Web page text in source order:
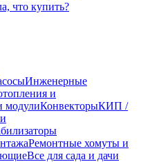
что купить?
Инженерные
и
модулиКонвекторыКИП /
Ремонтные хомуты и
Все для сада и дачи